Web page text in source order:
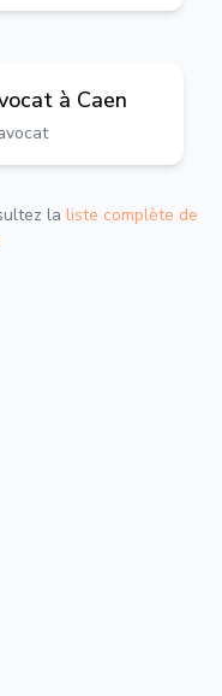
à Caen
la liste complète de